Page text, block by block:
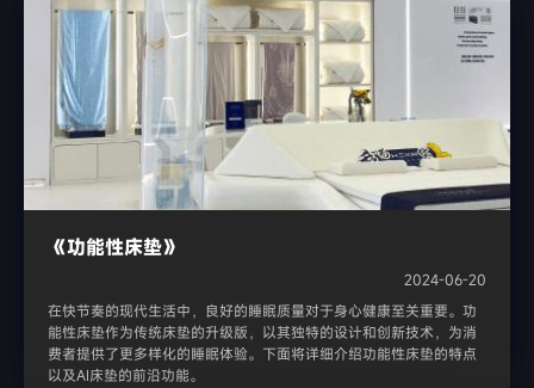
《功能性床垫》
2024-06-20
在快节奏的现代生活中，良好的睡眠质量对于身心健康至关重要。功
能性床垫作为传统床垫的升级版，以其独特的设计和创新技术，为消
费者提供了更多样化的睡眠体验。下面将详细介绍功能性床垫的特点
以及AI床垫的前沿功能。